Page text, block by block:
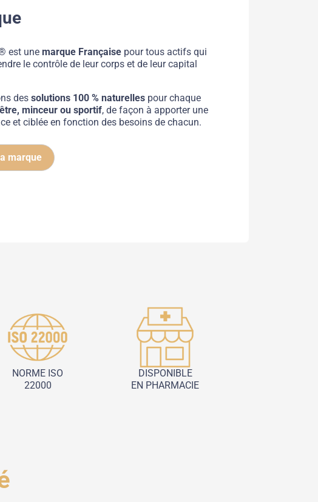
est une marque Française pour tous actifs qui
le contrôle de leur corps et de leur capital
des solutions 100 % naturelles pour chaque
minceur ou sportif, de façon à apporter une
et ciblée en fonction des besoins de chacun.
marque
NORME ISO
22000
DISPONIBLE
EN PHARMACIE